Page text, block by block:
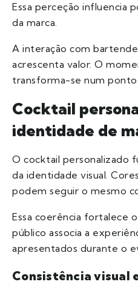
Essa perceção influencia
da marca.
A interação com
acrescenta valor. O
transforma-se num
Cocktail
identidade de
O cocktail personalizado
da identidade visual.
podem seguir o mesmo
Essa coerência fortalece
público associa a
apresentados durante o
Consistência visual